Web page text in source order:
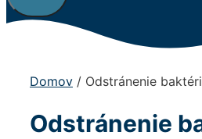
Domov / Odstránenie
Odstránenie